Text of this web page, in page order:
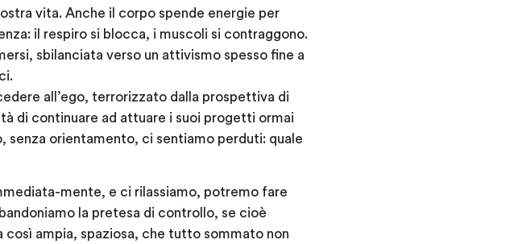
vita. Anche il corpo spende energie per
il respiro si blocca, i muscoli si contraggono.
sbilanciata verso un attivismo spesso fine a
all’ego, terrorizzato dalla prospettiva di
di continuare ad attuare i suoi progetti ormai
senza orientamento, ci sentiamo perduti: quale
mente, e ci rilassiamo, potremo fare
la pretesa di controllo, se cioè
ampia, spaziosa, che tutto sommato non